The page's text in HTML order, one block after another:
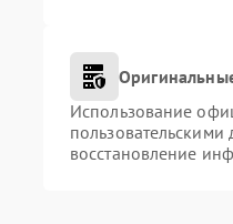
Использование
восстановление